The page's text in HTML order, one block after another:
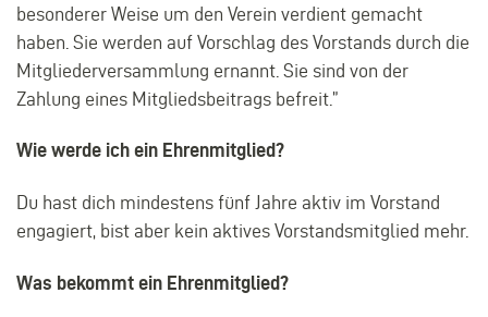
besonderer Weise um den Verein verdient gemacht
haben. Sie werden auf Vorschlag des Vorstands durch die
Mitgliederversammlung ernannt. Sie sind von der
Zahlung eines Mitgliedsbeitrags befreit.”
Wie werde ich ein Ehrenmitglied?
Du hast dich mindestens fünf Jahre aktiv im Vorstand
engagiert, bist aber kein aktives Vorstandsmitglied mehr.
Was bekommt ein Ehrenmitglied?